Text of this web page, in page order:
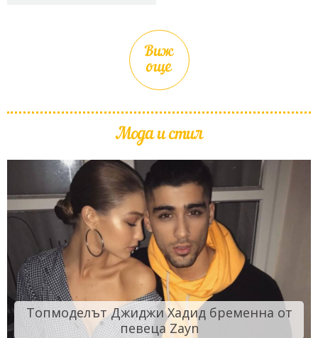
Виж
още
Мода и стил
Топмоделът Джиджи Хадид бременна от
певеца Zayn